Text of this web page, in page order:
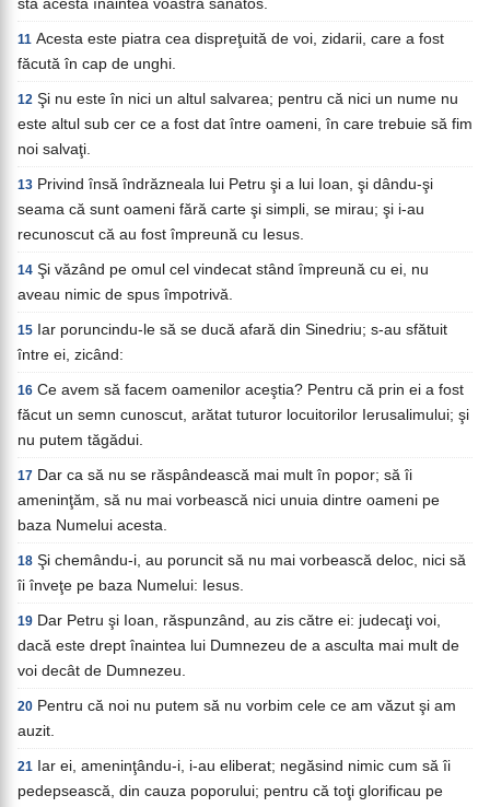
stă acesta înaintea voastră sănătos.
11 Acesta este piatra cea dispreţuită de voi, zidarii, care a fost
făcută în cap de unghi.
12 Şi nu este în nici un altul salvarea; pentru că nici un nume nu
este altul sub cer ce a fost dat între oameni, în care trebuie să fim
noi salvaţi.
13 Privind însă îndrăzneala lui Petru şi a lui Ioan, şi dându-şi
seama că sunt oameni fără carte şi simpli, se mirau; şi i-au
recunoscut că au fost împreună cu Iesus.
14 Şi văzând pe omul cel vindecat stând împreună cu ei, nu
aveau nimic de spus împotrivă.
15 Iar poruncindu-le să se ducă afară din Sinedriu; s-au sfătuit
între ei, zicând:
16 Ce avem să facem oamenilor aceştia? Pentru că prin ei a fost
făcut un semn cunoscut, arătat tuturor locuitorilor Ierusalimului; şi
nu putem tăgădui.
17 Dar ca să nu se răspândească mai mult în popor; să îi
ameninţăm, să nu mai vorbească nici unuia dintre oameni pe
baza Numelui acesta.
18 Şi chemându-i, au poruncit să nu mai vorbească deloc, nici să
îi înveţe pe baza Numelui: Iesus.
19 Dar Petru şi Ioan, răspunzând, au zis către ei: judecaţi voi,
dacă este drept înaintea lui Dumnezeu de a asculta mai mult de
voi decât de Dumnezeu.
20 Pentru că noi nu putem să nu vorbim cele ce am văzut şi am
auzit.
21 Iar ei, ameninţându-i, i-au eliberat; negăsind nimic cum să îi
pedepsească, din cauza poporului; pentru că toţi glorificau pe